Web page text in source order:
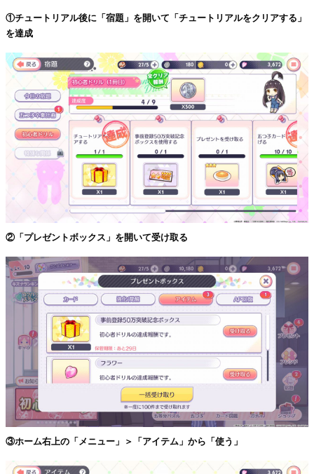
①チュートリアル後に「宿題」を開いて「チュートリアルをクリアする」
を達成
②「プレゼントボックス」を開いて受け取る
③ホーム右上の「メニュー」＞「アイテム」から「使う」